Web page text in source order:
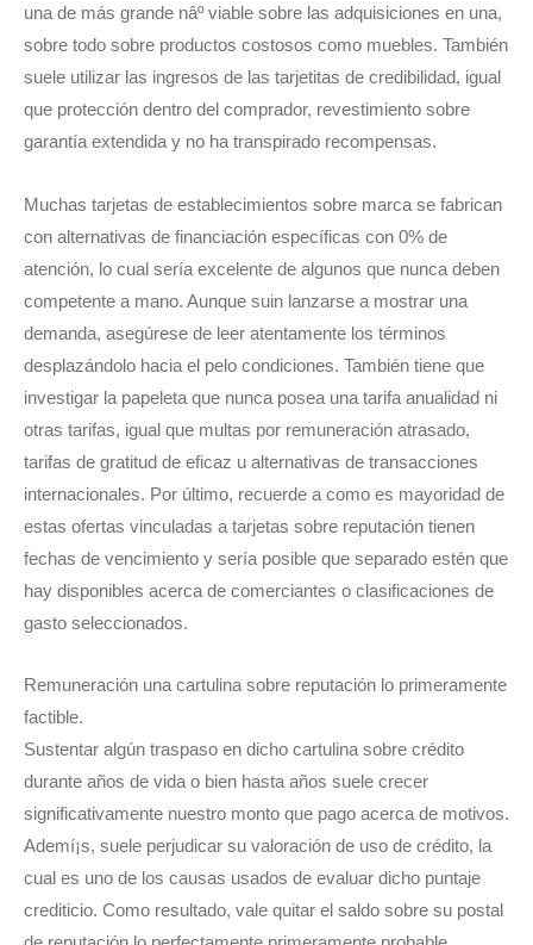
una de más grande nâº viable sobre las adquisiciones en una,
sobre todo sobre productos costosos como muebles. También
suele utilizar las ingresos de las tarjetitas de credibilidad, igual
que protección dentro del comprador, revestimiento sobre
garantía extendida y no ha transpirado recompensas.
Muchas tarjetas de establecimientos sobre marca se fabrican
con alternativas de financiación específicas con 0% de
atención, lo cual serí­a excelente de algunos que nunca deben
competente a mano. Aunque suin lanzarse a mostrar una
demanda, asegúrese de leer atentamente los términos
desplazándolo hacia el pelo condiciones. También tiene que
investigar la papeleta que nunca posea una tarifa anualidad ni
otras tarifas, igual que multas por remuneración atrasado,
tarifas de gratitud de eficaz u alternativas de transacciones
internacionales. Por último, recuerde a como es mayoridad de
estas ofertas vinculadas a tarjetas sobre reputación tienen
fechas de vencimiento y serí­a posible que separado estén que
hay disponibles acerca de comerciantes o clasificaciones de
gasto seleccionados.
Remuneración una cartulina sobre reputación lo primeramente
factible.
Sustentar algún traspaso en dicho cartulina sobre crédito
durante años de vida o bien hasta años suele crecer
significativamente nuestro monto que pago acerca de motivos.
Ademí¡s, suele perjudicar su valoración de uso de crédito, la
cual es uno de los causas usados de evaluar dicho puntaje
crediticio. Como resultado, vale quitar el saldo sobre su postal